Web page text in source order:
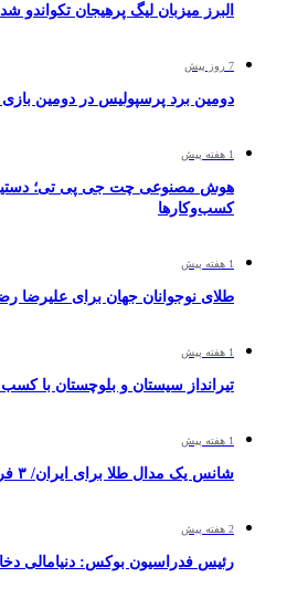
البرز میزبان لیگ پرهیجان تکواندو شد
7 روز پیش
دومین برد پرسپولیس در دومین بازی
1 هفته پیش
هوش مصنوعی چت جی پی تی؛ دستیار
کسب‌وکارها
1 هفته پیش
طلای نوجوانان جهان برای علیرضا
1 هفته پیش
تیرانداز سیستان و بلوچستان با
1 هفته پیش
شانس یک مدال طلا برای ایران/ ۳ فرنگی‌کار حذف شدند
2 هفته پیش
رئیس فدراسیون بوکس: دنیامالی